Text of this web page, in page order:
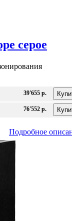
серое
39'655 р.
76'552 р.
Подробное